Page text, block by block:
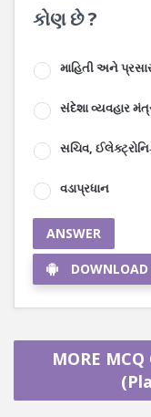
કોણ છે ?
માહિતી અને
સંદેશા વ્યવહાર
સચિવ,
વડાપ્રધાન
ANSWER
MORE